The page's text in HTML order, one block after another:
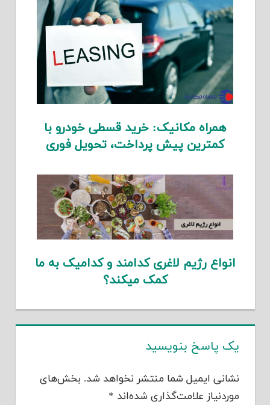
همراه مکانیک: خرید قسطی خودرو با
کمترین پیش پرداخت، تحویل فوری
انواع رژیم لاغری کدامند و کدامیک به ما
کمک میکند؟
یک پاسخ بنویسید
نشانی ایمیل شما منتشر نخواهد شد. بخش‌های
موردنیاز علامت‌گذاری شده‌اند *